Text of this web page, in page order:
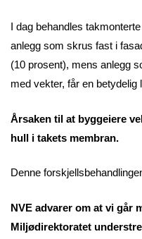
I dag behandles
anlegg som skrus fast i
(10 prosent), mens anlegg
med vekter, får en
Årsaken til at byggeiere
hull i takets membran.
Denne
NVE advarer om at vi går
Miljødirektoratet